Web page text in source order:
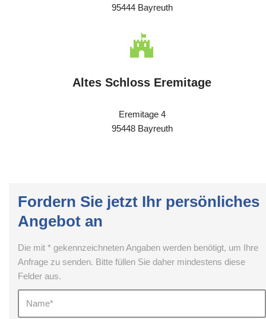
95444 Bayreuth
Altes Schloss Eremitage
Eremitage 4
95448 Bayreuth
Fordern Sie jetzt Ihr persönliches
Angebot an
Die mit * gekennzeichneten Angaben werden benötigt, um Ihre
Anfrage zu senden. Bitte füllen Sie daher mindestens diese
Felder aus.